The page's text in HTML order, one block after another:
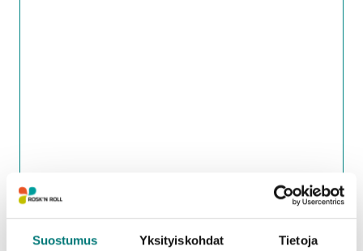
Suostumus Yksityiskohdat Tietoja
Tapahtumahetki